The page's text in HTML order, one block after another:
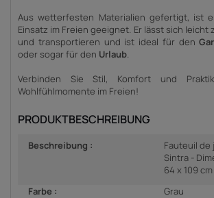
Aus wetterfesten Materialien gefertigt, ist
Einsatz im Freien geeignet. Er lässt sich leicht
und transportieren und ist ideal für den
oder sogar für den Urlaub.
Verbinden Sie Stil, Komfort und
Wohlfühlmomente im Freien!
PRODUKTBESCHREIBUNG
Beschreibung :
Fauteuil de
Sintra -
64 x 109
Farbe :
Grau